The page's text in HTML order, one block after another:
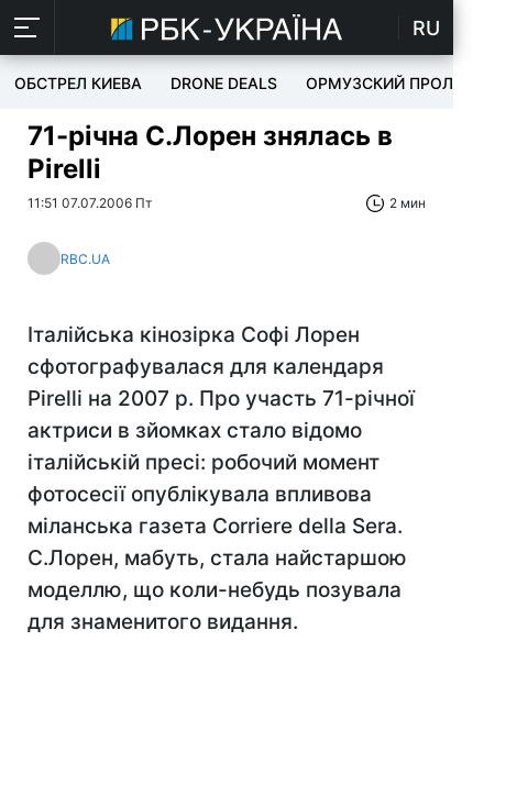
RU
ОБСТРЕЛ КИЕВА DRONE DEALS ОРМУЗСКИЙ ПРОЛИВ
71-річна С.Лорен знялась в
Pirelli
11:51 07.07.2006 Пт 2 мин
RBC.UA
Італійська кінозірка Софі Лорен
сфотографувалася для календаря
Pirelli на 2007 р. Про участь 71-річної
актриси в зйомках стало відомо
італійській пресі: робочий момент
фотосесії опублікувала впливова
міланська газета Corriere della Sera.
С.Лорен, мабуть, стала найстаршою
моделлю, що коли-небудь позувала
для знаменитого видання.